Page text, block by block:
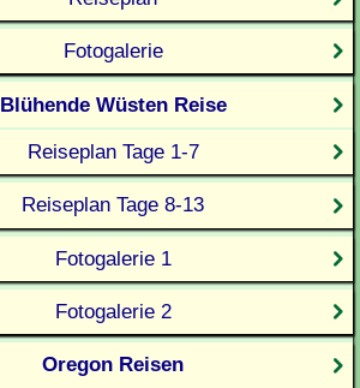
Fotogalerie
Blühende Wüsten Reise
Reiseplan Tage 1-7
Reiseplan Tage 8-13
Fotogalerie 1
Fotogalerie 2
Oregon Reisen